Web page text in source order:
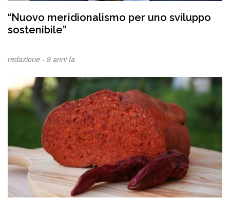
“Nuovo meridionalismo per uno sviluppo
sostenibile”
redazione - 9 anni fa